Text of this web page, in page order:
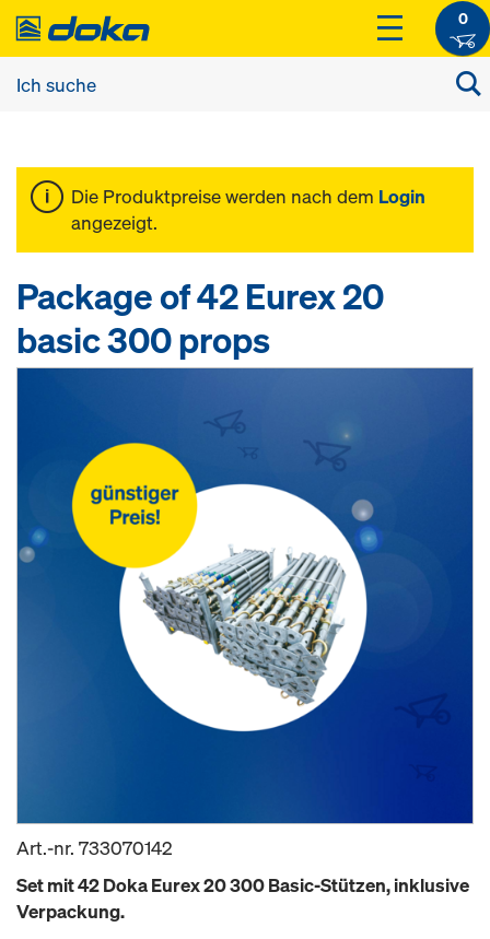
0
Die Produktpreise werden nach dem Login
angezeigt.
Package of 42 Eurex 20
basic 300 props
Art.-nr. 733070142
Set mit 42 Doka Eurex 20 300 Basic-Stützen, inklusive
Verpackung.